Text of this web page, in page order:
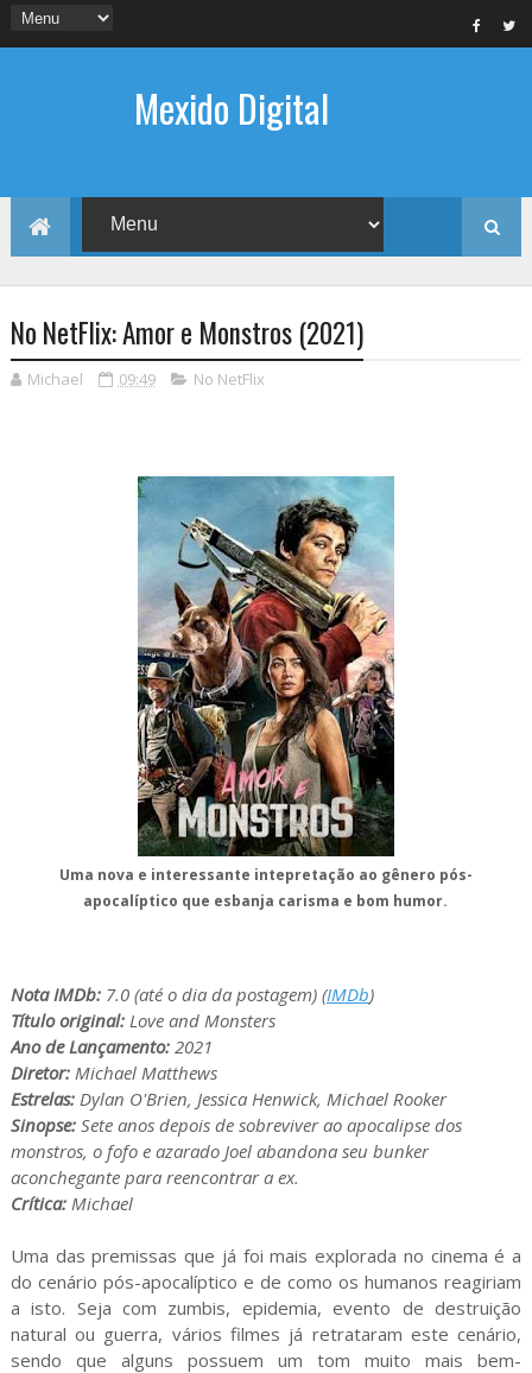
Mexido Digital
No NetFlix: Amor e Monstros (2021)
Michael 09:49 No NetFlix
Uma nova e interessante intepretação ao gênero pós-
apocalíptico que esbanja carisma e bom humor.
Nota IMDb:7.0 (até o dia da postagem) (IMDb)
Título original:Love and Monsters
Ano de Lançamento:2021
Diretor:Michael Matthews
Estrelas: Dylan O'Brien, Jessica Henwick, Michael Rooker
Sinopse:Sete anos depois de sobreviver ao apocalipse dos
monstros, o fofo e azarado Joel abandona seu bunker
aconchegante para reencontrar a ex.
Crítica:Michael
Uma das premissas que já foi mais explorada no cinema é a
do cenário pós-apocalíptico e de como os humanos reagiriam
a isto. Seja com zumbis, epidemia, evento de destruição
natural ou guerra, vários filmes já retrataram este cenário,
sendo que alguns possuem um tom muito mais bem-